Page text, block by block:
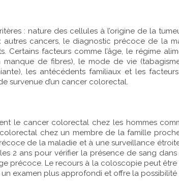
: nature des cellules à l’origine de la
cancers, le diagnostic précoce de la
facteurs comme l’âge, le régime
de fibres), le mode de vie
les antécédents familiaux et les
survenue d’un cancer colorectal.
le cancer colorectal chez les hommes
chez un membre de la famille
de la maladie et à une surveillance
2 ans pour vérifier la présence de sang dans
précoce. Le recours à la coloscopie peut
examen plus approfondi et offre la